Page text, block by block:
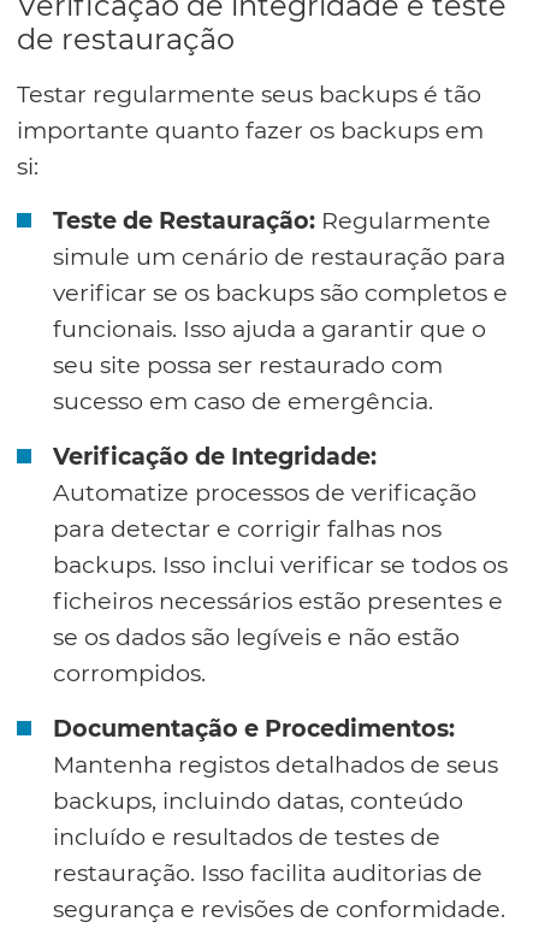
de restauração
Testar regularmente seus backups é tão
importante quanto fazer os backups em
si:
Teste de Restauração: Regularmente
simule um cenário de restauração para
verificar se os backups são completos e
funcionais. Isso ajuda a garantir que o
seu site possa ser restaurado com
sucesso em caso de emergência.
Verificação de Integridade:
Automatize processos de verificação
para detectar e corrigir falhas nos
backups. Isso inclui verificar se todos os
ficheiros necessários estão presentes e
se os dados são legíveis e não estão
corrompidos.
Documentação e Procedimentos:
Mantenha registos detalhados de seus
backups, incluindo datas, conteúdo
incluído e resultados de testes de
restauração. Isso facilita auditorias de
segurança e revisões de conformidade.